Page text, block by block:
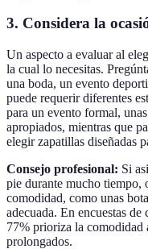
3. Considera la
Un aspecto a evaluar al
la cual lo necesitas.
una boda, un evento
puede requerir diferentes
para un evento formal,
apropiados, mientras que
elegir zapatillas diseñadas
Consejo profesional: Si
pie durante mucho tiempo,
comodidad, como unas
adecuada. En encuestas
77% prioriza la comodidad
prolongados.